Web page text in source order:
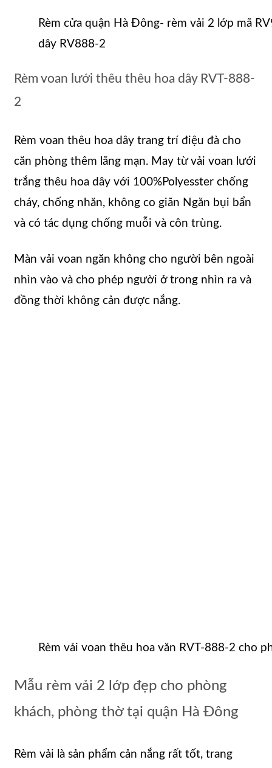
Rèm cửa quận Hà Đông- rèm vải 2 lớp mã
dây RV888-2
Rèm voan lưới thêu thêu hoa dây RVT-888-
2
Rèm voan thêu hoa dây trang trí điệu đà cho
căn phòng thêm lãng mạn. May từ vải voan lưới
trắng thêu hoa dây với 100%Polyesster chống
cháy, chống nhăn, không co giãn Ngăn bụi bẩn
và có tác dụng chống muỗi và côn trùng.
Màn vải voan ngăn không cho người bên ngoài
nhìn vào và cho phép người ở trong nhìn ra và
đồng thời không cản được nắng.
Rèm vải voan thêu hoa văn RVT-888-2 cho
Mẫu rèm vải 2 lớp đẹp cho phòng
khách, phòng thờ tại quận Hà Đông
Rèm vải là sản phẩm cản nắng rất tốt, trang